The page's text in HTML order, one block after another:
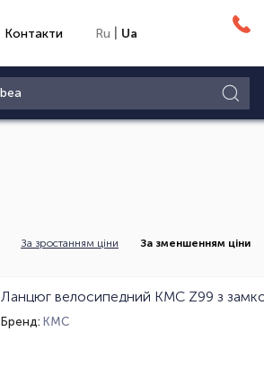
Контакти Ru Ua
За зростанням ціни За зменшенням ціни
Бренд: KMC